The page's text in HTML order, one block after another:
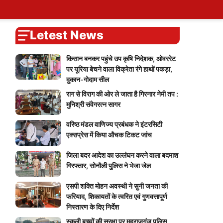
Letest News
किसान बनकर पहुंचे उप कृषि निदेशक, ओवररेट
पर यूरिया बेचने वाला विक्रेता रंगे हाथों पकड़ा,
दुकान-गोदाम सील
राग से विराग की ओर ले जाता है गिरनार नेमी तप :
मुनिश्री संवेगरत्न सागर
वरिष्ठ मंडल वाणिज्य प्रबंधक ने इंटरसिटी
एक्सप्रेस में किया औचक टिकट जांच
जिला बदर आदेश का उल्लंघन करने वाला बदमाश
गिरफ्तार, सोनौली पुलिस ने भेजा जेल
एसपी शक्ति मोहन अवस्थी ने सुनी जनता की
फरियाद, शिकायतों के त्वरित एवं गुणवत्तापूर्ण
निस्तारण के दिए निर्देश
स्कूली बच्चों की सुरक्षा पर महराजगंज पुलिस